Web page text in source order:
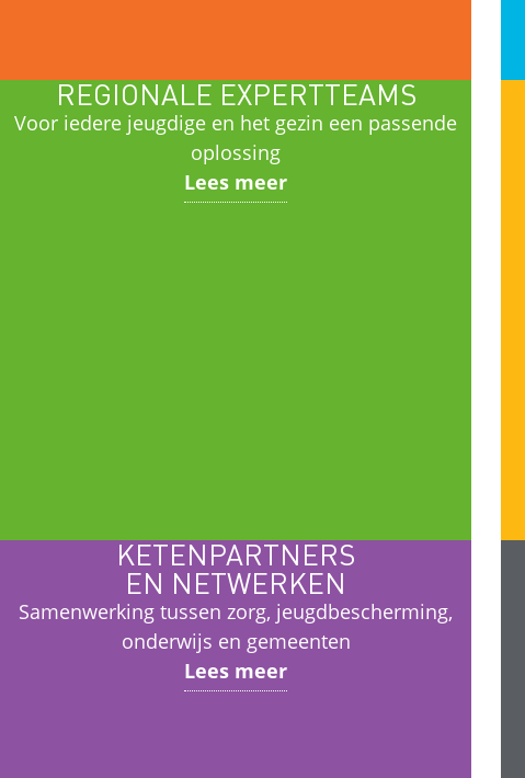
REGIONALE EXPERTTEAMS
Voor iedere jeugdige en het gezin een passende
oplossing
Lees meer
KETENPARTNERS
EN NETWERKEN
Samenwerking tussen zorg, jeugdbescherming,
onderwijs en gemeenten
Lees meer